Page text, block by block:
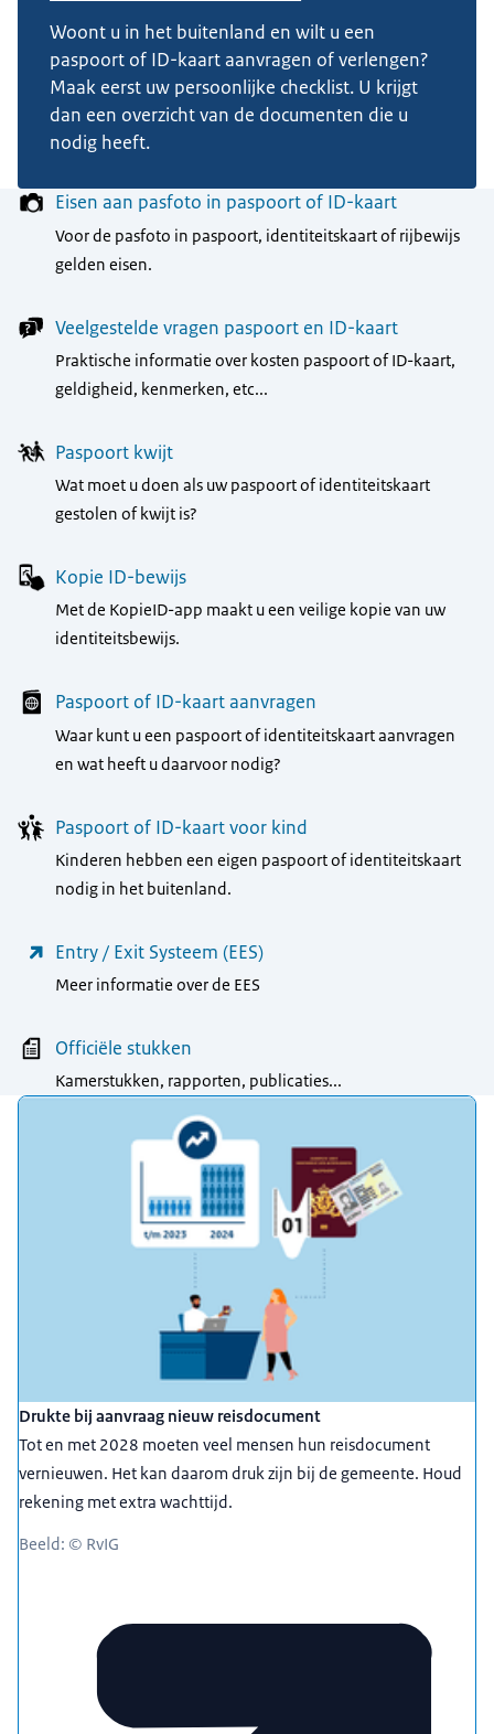
Woont u in het buitenland en wilt u een
paspoort of ID-kaart aanvragen of verlengen?
Maak eerst uw persoonlijke checklist. U krijgt
dan een overzicht van de documenten die u
nodig heeft.
MenuEisen aan pasfoto in paspoort of ID-kaart
Voor de pasfoto in paspoort, identiteitskaart of rijbewijs
gelden eisen.
Veelgestelde vragen paspoort en ID-kaart
Praktische informatie over kosten paspoort of ID-kaart,
geldigheid, kenmerken, etc...
Paspoort kwijt
Wat moet u doen als uw paspoort of identiteitskaart
gestolen of kwijt is?
Kopie ID-bewijs
Met de KopieID-app maakt u een veilige kopie van uw
identiteitsbewijs.
Paspoort of ID-kaart aanvragen
Waar kunt u een paspoort of identiteitskaart aanvragen
en wat heeft u daarvoor nodig?
Paspoort of ID-kaart voor kind
Kinderen hebben een eigen paspoort of identiteitskaart
nodig in het buitenland.
Entry / Exit Systeem (EES)
Meer informatie over de EES
Officiële stukken
Kamerstukken, rapporten, publicaties...
Uitgelicht
Drukte bij aanvraag nieuw reisdocument
Tot en met 2028 moeten veel mensen hun reisdocument
vernieuwen. Het kan daarom druk zijn bij de gemeente. Houd
rekening met extra wachttijd.
Beeld: © RvIG